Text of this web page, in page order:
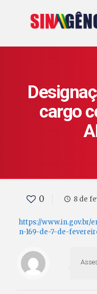
cargo
0 8 de
https://www.in.gov.br/
n-169-de-7-de-